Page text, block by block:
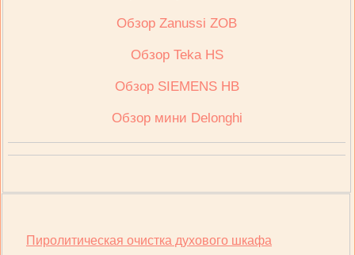
Обзор Zanussi ZOB
Обзор Teka HS
Обзор SIEMENS HB
Обзор мини Delonghi
Пиролитическая очистка духового шкафа